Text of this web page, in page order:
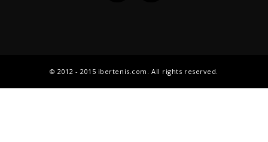
© 2012 - 2015 ibertenis.com. All rights reserved.